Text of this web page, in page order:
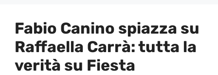
Fabio Canino spiazza su
Raffaella Carrà: tutta la
verità su Fiesta